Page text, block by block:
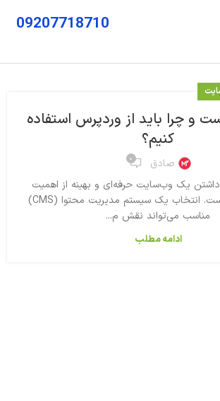
09207718710
و چرا باید از وردپرس استفاده
کنیم؟
صادق ۰
داشتن یک وب‌سایت حرفه‌ای و بهینه از اهمیت
ویژه‌ای برخوردار است. انتخاب یک سیستم مدیریت محتوا (CMS)
مناسب می‌تواند نقش م...
ادامه مطلب